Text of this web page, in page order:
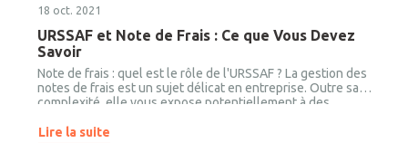
18 oct. 2021
URSSAF et Note de Frais : Ce que Vous Devez
Savoir
Note de frais : quel est le rôle de l'URSSAF ? La gestion des
notes de frais est un sujet délicat en entreprise. Outre sa
complexité, elle vous expose potentiellement à des
contrôleurs sont très attentifs à la façon dont sont traitées
Lire la suite